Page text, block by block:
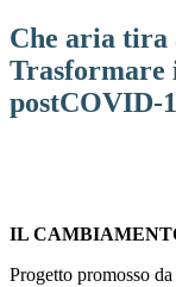
Che aria tira
Trasformare
postCOVID-
IL
Progetto promosso da